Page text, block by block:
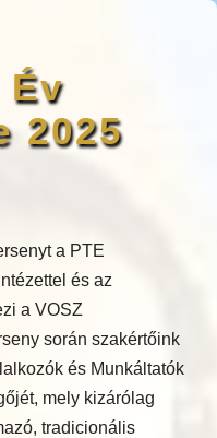
Év
2025
a PTE
és az
a VOSZ
során szakértőink
és Munkáltatók
mely kizárólag
tradicionális